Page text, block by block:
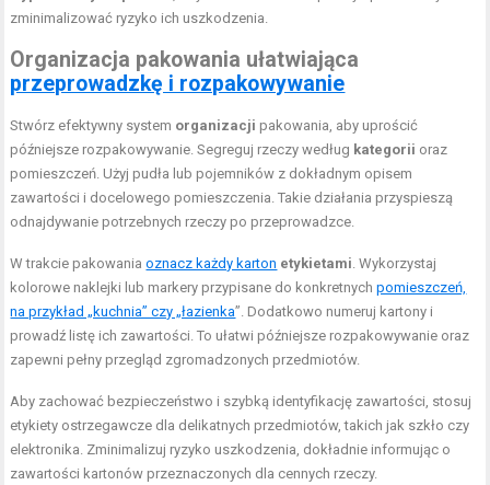
zminimalizować ryzyko ich uszkodzenia.
Organizacja pakowania ułatwiająca
przeprowadzkę i rozpakowywanie
Stwórz efektywny system organizacji pakowania, aby uprościć
późniejsze rozpakowywanie. Segreguj rzeczy według kategorii oraz
pomieszczeń. Użyj pudła lub pojemników z dokładnym opisem
zawartości i docelowego pomieszczenia. Takie działania przyspieszą
odnajdywanie potrzebnych rzeczy po przeprowadzce.
W trakcie pakowaniaoznacz każdy karton etykietami. Wykorzystaj
kolorowe naklejki lub markery przypisane do konkretnychpomieszczeń,
na przykład „kuchnia” czy „łazienka”. Dodatkowo numeruj kartony i
prowadź listę ich zawartości. To ułatwi późniejsze rozpakowywanie oraz
zapewni pełny przegląd zgromadzonych przedmiotów.
Aby zachować bezpieczeństwo i szybką identyfikację zawartości, stosuj
etykiety ostrzegawcze dla delikatnych przedmiotów, takich jak szkło czy
elektronika. Zminimalizuj ryzyko uszkodzenia, dokładnie informując o
zawartości kartonów przeznaczonych dla cennych rzeczy.